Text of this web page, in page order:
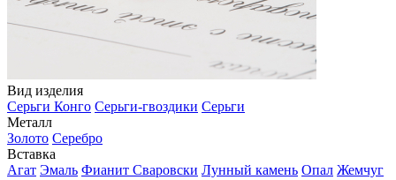
Вид изделия
Серьги Конго Серьги-гвоздики Серьги
Металл
Золото Серебро
Вставка
Агат Эмаль Фианит Сваровски Лунный камень Опал Жемчуг